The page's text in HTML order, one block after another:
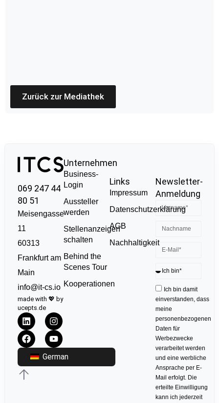
Zurück zur Mediathek
069 247 44
80 51
Meisengasse
11
60313
Frankfurt am
Main
info@it-cs.io
made with 💖 by
ucepts.de
German
Unternehmen
Business-
Login
Aussteller
werden
Stellenanzeigen
schalten
Behind the
Scenes Tour
Kooperationen
Links
Impressum
Datenschutzerklärung
AGB
Nachhaltigkeit
Newsletter-
Anmeldung
Ich bin damit
einverstanden, dass
meine
personenbezogenen
Daten für
Werbezwecke
verarbeitet werden
und eine werbliche
Ansprache per E-
Mail erfolgt. Die
erteilte Einwilligung
kann ich jederzeit